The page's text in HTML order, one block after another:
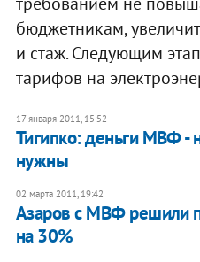
бюджетникам,
и стаж. Следующим
тарифов на
17 января 2011, 15:52
Тигипко: деньги МВФ -
нужны
02 марта 2011, 19:42
Азаров с МВФ решили
на 30%